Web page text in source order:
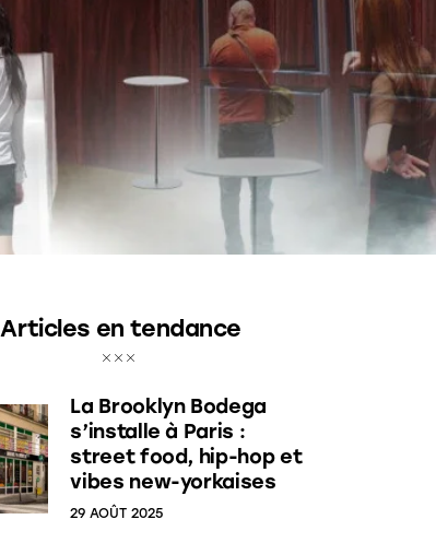
Articles en tendance
La Brooklyn Bodega
s’installe à Paris :
street food, hip-hop et
vibes new-yorkaises
29 AOÛT 2025